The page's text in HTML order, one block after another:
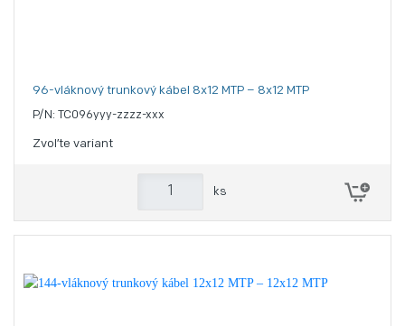
96-vláknový trunkový kábel 8x12 MTP – 8x12 MTP
P/N: TC096yyy-zzzz-xxx
Zvoľte variant
ks